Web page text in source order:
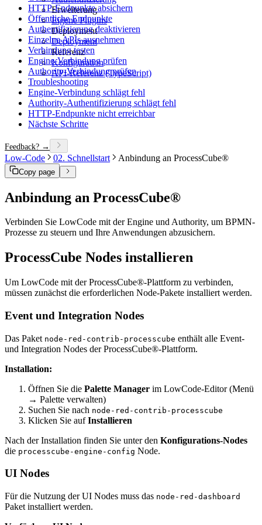
Erweiterung
Eigene Plugins
Deployment
Deployment
Referenz
Konfiguration
API-Referenz (TypeScript)
HTTP-Endpunkte absichern
Öffentliche Endpunkte
Authentifizierung deaktivieren
Einzelne APIs ausnehmen
Verbindung testen
Engine-Verbindung prüfen
Authority-Verbindung prüfen
Troubleshooting
Engine-Verbindung schlägt fehl
Authority-Authentifizierung schlägt fehl
HTTP-Endpunkte nicht erreichbar
Nächste Schritte
Feedback? →
Low-Code 02. Schnellstart Anbindung an ProcessCube®
Copy page
Anbindung an ProcessCube®
Verbinden Sie LowCode mit der Engine und Authority, um BPMN-
Prozesse zu steuern und Ihre Anwendungen abzusichern.
ProcessCube Nodes installieren
Um LowCode mit der ProcessCube®-Plattform zu verbinden,
müssen zunächst die erforderlichen Node-Pakete installiert werden.
Event und Integration Nodes
Das Paket node-red-contrib-processcube enthält alle Event-
und Integration Nodes der ProcessCube®-Plattform.
Installation:
Öffnen Sie die Palette Manager im LowCode-Editor (Menü
→ Palette verwalten)
Suchen Sie nach node-red-contrib-processcube
Klicken Sie aufInstallieren
Nach der Installation finden Sie unter den Konfigurations-Nodes
die processcube-engine-config Node.
UI Nodes
Für die Nutzung der UI Nodes muss das node-red-dashboard
Paket installiert werden.